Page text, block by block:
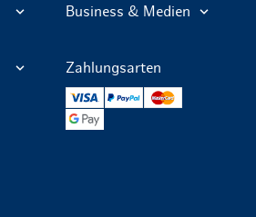
Business & Medien
Zahlungsarten
PayPal